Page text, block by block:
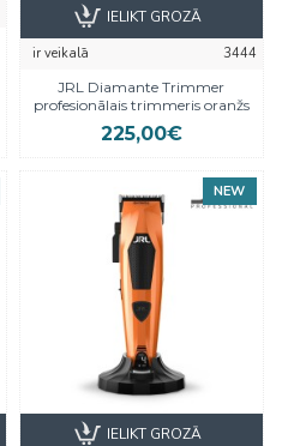
ir veikalā
3444
JRL Diamante Trimmer
profesionālais trimmeris oranžs
225,00€
IELIKT GROZĀ
NEW
IELIKT GROZĀ